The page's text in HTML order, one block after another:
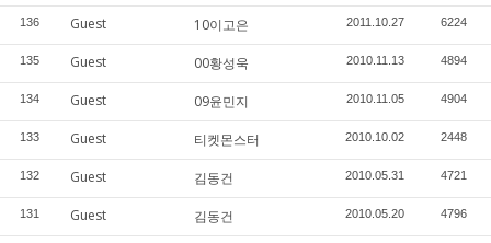
136 Guest 10이고은 2011.10.27 6224
135 Guest 00황성욱 2010.11.13 4894
134 Guest 09윤민지 2010.11.05 4904
133 Guest 티켓몬스터 2010.10.02 2448
132 Guest 김동건 2010.05.31 4721
131 Guest 김동건 2010.05.20 4796